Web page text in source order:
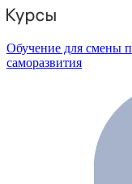
Обучение для смены
саморазвития